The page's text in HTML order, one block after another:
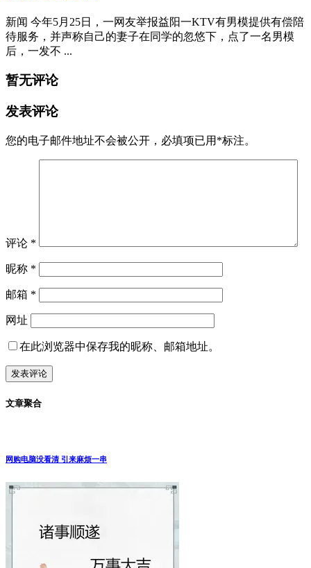
新闻 今年5月25日，一网友举报益阳一KTV有男模提供有偿陪
待服务，并声称自己的妻子在同学的忽悠下，点了一名男模
后，一发不 ...
暂无评论
发表评论
您的电子邮件地址不会被公开， 必填项已用 *标注。
评论 *
昵称 *
邮箱 *
网址
在此浏览器中保存我的昵称、邮箱地址。
文章聚合
网购电脑没看清 引来麻烦一串